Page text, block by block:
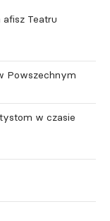
Teatru
Powszechnym
w czasie